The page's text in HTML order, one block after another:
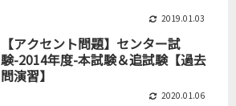
2019.01.03
【アクセント問題】センター試
験-2014年度-本試験＆追試験【過去
問演習】
2020.01.06